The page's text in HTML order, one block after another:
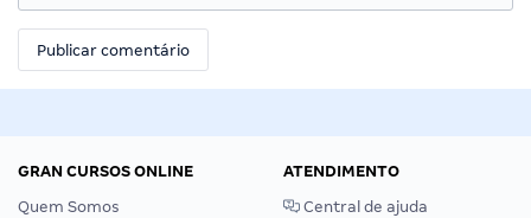
GRAN CURSOS ONLINE
Quem Somos
ATENDIMENTO
Central de ajuda